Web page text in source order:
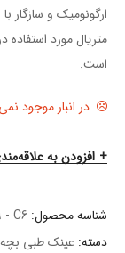
ارگونومیک و
متریال مورد
است.
در انبار موجود
افزودن به
شناسه محصول: - C6
دسته: عینک طبی بچه